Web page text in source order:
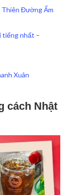
Thiên Đường Ẩm
tiếng nhất –
Xuân
cách Nhật